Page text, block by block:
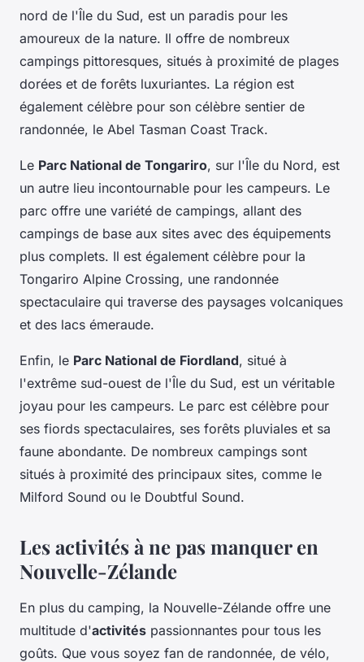
nord de l'Île du Sud, est un paradis pour les
amoureux de la nature. Il offre de nombreux
campings pittoresques, situés à proximité de plages
dorées et de forêts luxuriantes. La région est
également célèbre pour son célèbre sentier de
randonnée, le Abel Tasman Coast Track.
Le Parc National de Tongariro, sur l'Île du Nord, est
un autre lieu incontournable pour les campeurs. Le
parc offre une variété de campings, allant des
campings de base aux sites avec des équipements
plus complets. Il est également célèbre pour la
Tongariro Alpine Crossing, une randonnée
spectaculaire qui traverse des paysages volcaniques
et des lacs émeraude.
Enfin, le Parc National de Fiordland, situé à
l'extrême sud-ouest de l'Île du Sud, est un véritable
joyau pour les campeurs. Le parc est célèbre pour
ses fiords spectaculaires, ses forêts pluviales et sa
faune abondante. De nombreux campings sont
situés à proximité des principaux sites, comme le
Milford Sound ou le Doubtful Sound.
Les activités à ne pas manquer en
Nouvelle-Zélande
En plus du camping, la Nouvelle-Zélande offre une
multitude d'activités passionnantes pour tous les
goûts. Que vous soyez fan de randonnée, de vélo,